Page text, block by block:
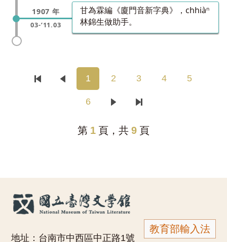
1907 年
03-’11.03
甘為霖編《廈門音新字典》，chhiàⁿ
林錦生做助手。
1 2 3 4 5
6
第 1 頁，共 9 頁
教育部輸入法
地址：台南市中西區中正路1號